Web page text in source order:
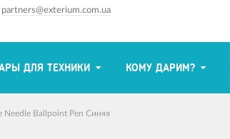
partners@exterium.com.ua
ДЛЯ ТЕХНИКИ КОМУ ДАРИМ?
Needle Ballpoint Pen Синяя